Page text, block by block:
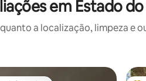
em Estado
a localização, limpeza e